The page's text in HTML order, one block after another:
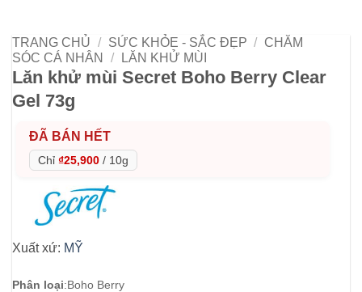
TRANG CHỦ / SỨC KHỎE - SẮC ĐẸP / CHĂM
SÓC CÁ NHÂN
/ LĂN KHỬ MÙI
Lăn khử mùi Secret Boho Berry Clear
Gel 73g
ĐÃ BÁN HẾT
Chỉ ₫25,900 / 10g
Xuất xứ: MỸ
Phân loại:Boho Berry